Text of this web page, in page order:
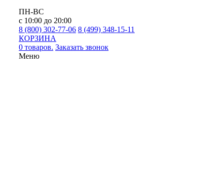
ПН-ВС
с 10:00 до 20:00
8 (800) 302-77-06 8 (499) 348-15-11
КОРЗИНА
0 товаров. Заказать звонок
Меню